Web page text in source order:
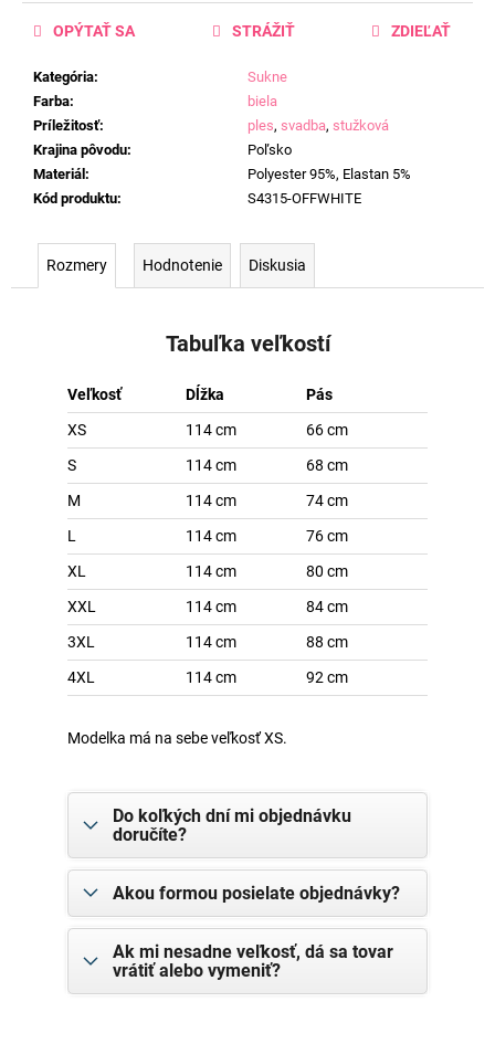
Kategória:
Sukne
Farba:
biela
Príležitosť: ples, svadba, stužková
Krajina pôvodu:
Poľsko
Materiál :
Polyester 95%, Elastan 5%
Kód produktu: S4315-OFFWHITE
OPÝTAŤ SA STRÁŽIŤ ZDIEĽAŤ
Rozmery Hodnotenie Diskusia
Tabuľka veľkostí
Veľkosť Dĺžka
Pás
XS
114 cm
66 cm
S
114 cm
68 cm
M
114 cm
74 cm
L
114 cm
76 cm
XL
114 cm
80 cm
XXL
114 cm
84 cm
3XL
114 cm
88 cm
4XL
114 cm 92 cm
Modelka má na sebe veľkosť XS.
Do koľkých dní mi objednávku
doručíte?
Akou formou posielate objednávky?
Ak mi nesadne veľkosť, dá sa tovar
vrátiť alebo vymeniť?